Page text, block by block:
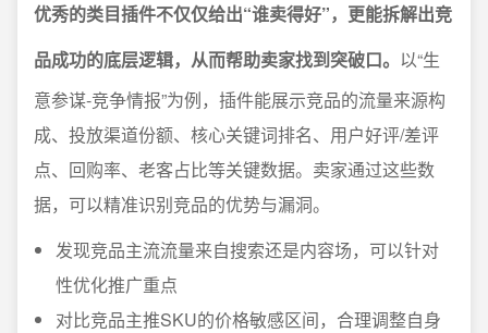
优秀的类目插件不仅仅给出“谁卖得好”，更能拆解出竞
品成功的底层逻辑，从而帮助卖家找到突破口。 以“生
意参谋-竞争情报”为例，插件能展示竞品的流量来源构
成、投放渠道份额、核心关键词排名、用户好评/差评
点、回购率、老客占比等关键数据。卖家通过这些数
据，可以精准识别竞品的优势与漏洞。
发现竞品主流流量来自搜索还是内容场，可以针对
性优化推广重点
对比竞品主推SKU的价格敏感区间，合理调整自身